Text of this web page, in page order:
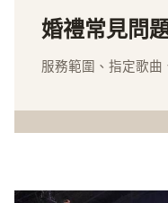
婚禮常見問
服務範圍、指定歌曲